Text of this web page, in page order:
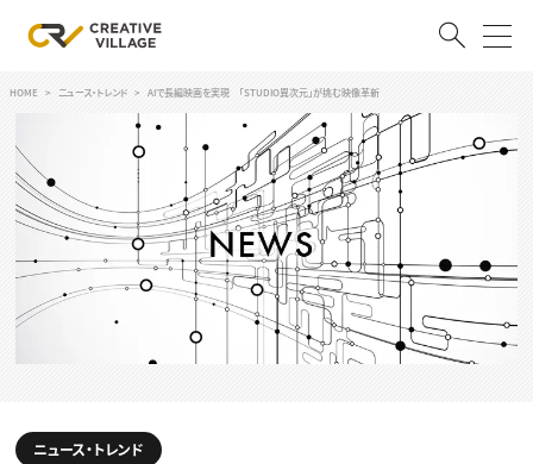
ACCOUNT
ログイン 会員登録
RECRUIT
クリエイター求人を探す
CREATIVE JOB求人検索
スキルアップしたい！
HOME ニュース・トレンド AIで長編映画を実現 「STUDIO異次元」が挑む映像革新
ニュース・トレンド